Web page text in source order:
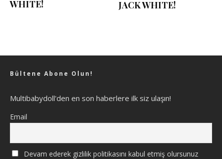
WHITE!
JACK WHITE!
Bültene Abone Olun!
Multibabydoll'den en son haberlere ilk siz ulaşın!
Email
Devam ederek gizlilik politikasını kabul etmiş olursunuz